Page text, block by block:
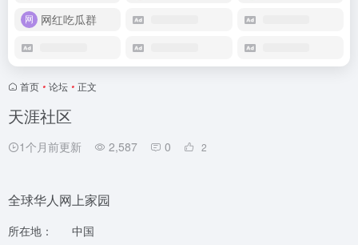
网红吃瓜群
首页 • 论坛 • 正文
天涯社区
1个月前更新 2,587 0 2
全球华人网上家园
所在地：
中国